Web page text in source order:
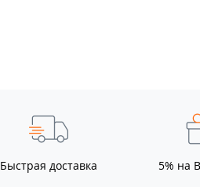
Быстрая доставка 5% на